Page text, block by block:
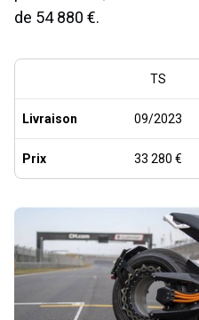
de 54 880 €.
TS
Livraison 09/2023
Prix 33 280 €